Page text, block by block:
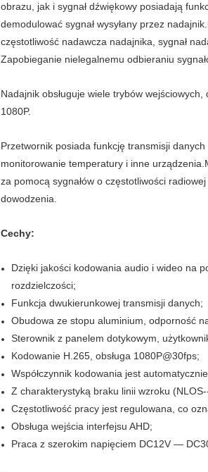
obrazu, jak i sygnał dźwiękowy posiadają
demodulować sygnał wysyłany przez
częstotliwość nadawcza nadajnika, sygnał
Zapobieganie nielegalnemu odbieraniu
Nadajnik obsługuje wiele trybów
1080P.
Przetwornik posiada funkcję transmisji
monitorowanie temperatury i inne
za pomocą sygnałów o częstotliwości
dowodzenia.
Cechy:
Dzięki jakości kodowania audio i wideo na
rozdzielczości;
Funkcja dwukierunkowej transmisji danych;
Obudowa ze stopu aluminium, odporność
Sterownik z panelem dotykowym,
Kodowanie H.265, obsługa 1080P@30fps;
Współczynnik kodowania jest
Z charakterystyką braku linii wzroku
Częstotliwość pracy jest regulowana, co
Obsługa wejścia interfejsu AHD;
Praca z szerokim napięciem DC12V —